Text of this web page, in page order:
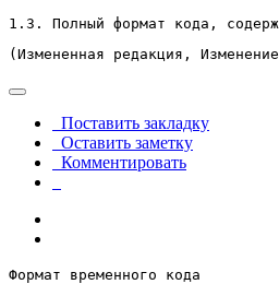
1.3. Полный формат кода,
(Измененная редакция,
Поставить закладку
Оставить заметку
Комментировать
Формат временного кода